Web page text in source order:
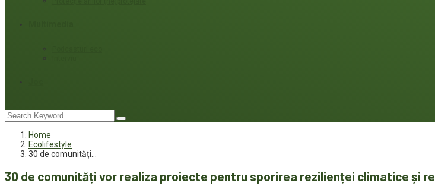
Home
Ecolifestyle
30 de comunități…
30 de comunități vor realiza proiecte pentru sporirea rezilienței climatice și